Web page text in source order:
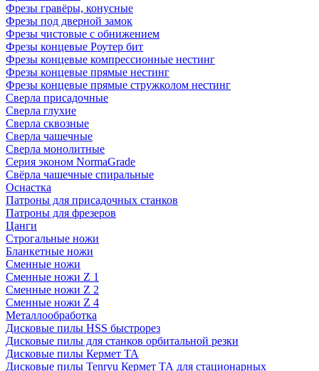
Фрезы гравёры, конусные
Фрезы под дверной замок
Фрезы чистовые с обнижением
Фрезы концевые Роутер бит
Фрезы концевые компрессионные нестинг
Фрезы концевые прямые нестинг
Фрезы концевые прямые стружколом нестинг
Сверла присадочные
Сверла глухие
Сверла сквозные
Сверла чашечные
Сверла монолитные
Серия эконом NormaGrade
Свёрла чашечные спиральные
Оснастка
Патроны для присадочных станков
Патроны для фрезеров
Цанги
Строгальные ножи
Бланкетные ножи
Сменные ножи
Сменные ножи Z 1
Сменные ножи Z 2
Сменные ножи Z 4
Металлообработка
Дисковые пилы HSS быстрорез
Дисковые пилы для станков орбитальной резки
Дисковые пилы Кермет ТА
Дисковые пилы Tenryu Кермет ТА для стационарных